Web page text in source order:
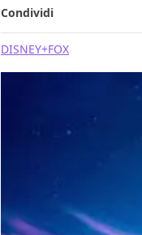
Condividi
DISNEY+FOX